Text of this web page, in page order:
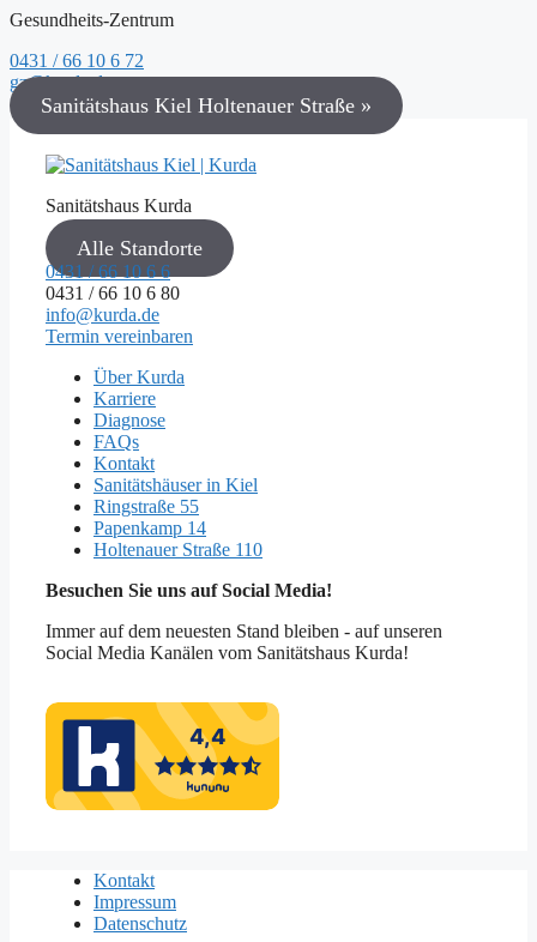
Gesundheits-Zentrum
0431 / 66 10 6 72
gz@kurda.de
Sanitätshaus Kiel Holtenauer Straße »
Sanitätshaus Kurda
Alle Standorte
0431 / 66 10 6 6
0431 / 66 10 6 80
info@kurda.de
Termin vereinbaren
Über Kurda
Karriere
Diagnose
FAQs
Kontakt
Sanitätshäuser in Kiel
Ringstraße 55
Papenkamp 14
Holtenauer Straße 110
Besuchen Sie uns auf Social Media!
Immer auf dem neuesten Stand bleiben - auf unseren
Social Media Kanälen vom Sanitätshaus Kurda!
Kontakt
Impressum
Datenschutz